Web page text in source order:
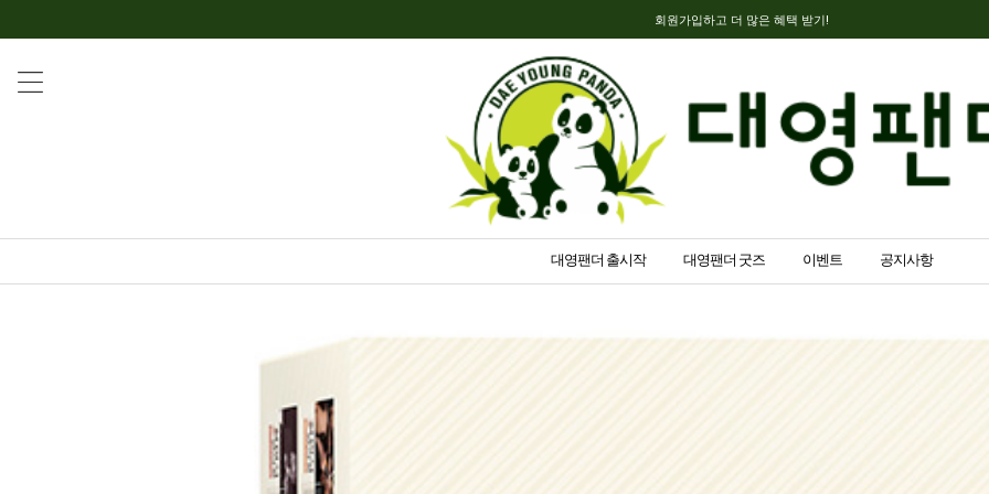
회원가입하고 더 많은 혜택 받기!
대영팬더 출시작 대영팬더 굿즈 이벤트 공지사항